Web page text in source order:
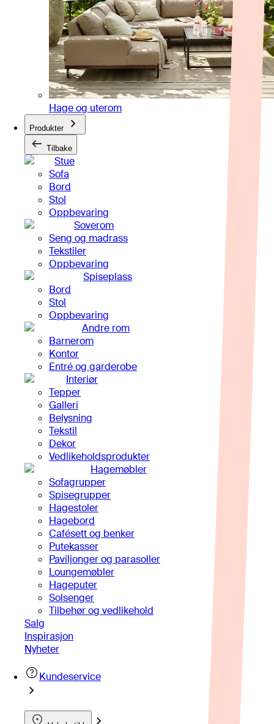
Hage og uterom
Produkter
Tilbake
Stue
Sofa
Bord
Stol
Oppbevaring
Soverom
Seng og madrass
Tekstiler
Oppbevaring
Spiseplass
Bord
Stol
Oppbevaring
Andre rom
Barnerom
Kontor
Entré og garderobe
Interiør
Tepper
Galleri
Belysning
Tekstil
Dekor
Vedlikeholdsprodukter
Hagemøbler
Sofagrupper
Spisegrupper
Hagestoler
Hagebord
Cafésett og benker
Putekasser
Paviljonger og parasoller
Loungemøbler
Hageputer
Solsenger
Tilbehør og vedlikehold
Salg
Inspirasjon
Nyheter
Kundeservice